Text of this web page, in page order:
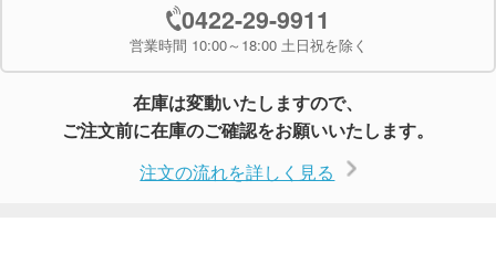
0422-29-9911
営業時間 10:00～18:00 土日祝を除く
在庫は変動いたしますので、
ご注文前に在庫のご確認をお願いいたします。
注文の流れを詳しく見る